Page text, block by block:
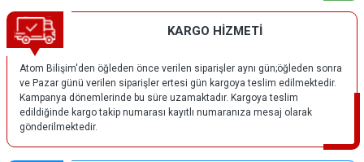
KARGO HİZMETİ
Atom Bilişim'den öğleden önce verilen siparişler aynı gün;öğleden sonra
ve Pazar günü verilen siparişler ertesi gün kargoya teslim edilmektedir.
Kampanya dönemlerinde bu süre uzamaktadır. Kargoya teslim
edildiğinde kargo takip numarası kayıtlı numaranıza mesaj olarak
gönderilmektedir.